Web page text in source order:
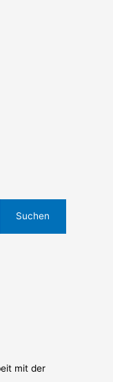
Suchen
mit der